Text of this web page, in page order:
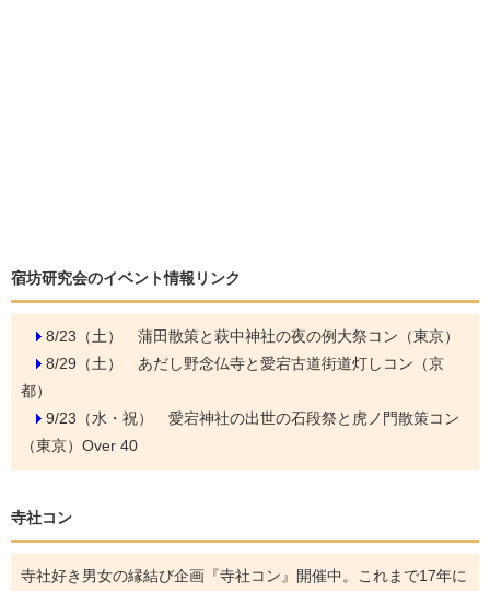
宿坊研究会のイベント情報リンク
8/23（土） 蒲田散策と萩中神社の夜の例大祭コン（東京）
8/29（土） あだし野念仏寺と愛宕古道街道灯しコン（京
都）
9/23（水・祝） 愛宕神社の出世の石段祭と虎ノ門散策コン
（東京）Over 40
寺社コン
寺社好き男女の縁結び企画『寺社コン』開催中。これまで17年に